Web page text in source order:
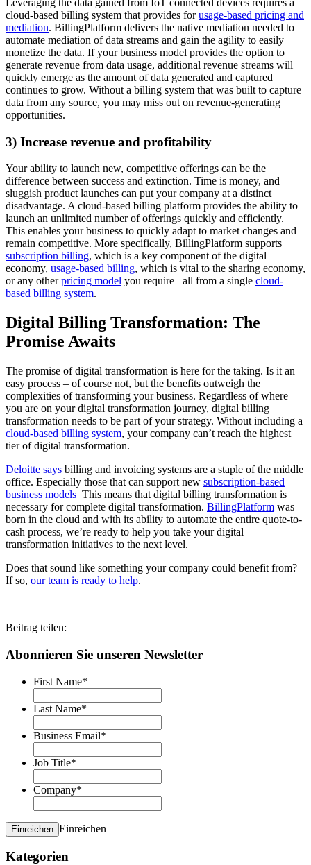
Leveraging the data gained from IoT connected devices requires a
cloud-based billing system that provides forusage-based pricing and
mediation. BillingPlatform delivers the native mediation needed to
automate mediation of data streams and gain the agility to easily
monetize the data. If your business model provides the option to
generate revenue from data usage, additional revenue streams will
quickly emerge as the amount of data generated and captured
continues to grow. Without a billing system that was built to capture
data from any source, you may miss out on revenue-generating
opportunities.
3) Increase revenue and profitability
Your ability to launch new, competitive offerings can be the
difference between success and extinction. Time is money, and
sluggish product launches can put your company at a distinct
disadvantage. A cloud-based billing platform provides the ability to
launch an unlimited number of offerings quickly and efficiently.
This enables your business to quickly adapt to market changes and
remain competitive. More specifically, BillingPlatform supports
subscription billing, which is a key component of the digital
economy, usage-based billing, which is vital to the sharing economy,
or any otherpricing model you require– all from a single cloud-
based billing system.
Digital Billing Transformation: The
Promise Awaits
The promise of digital transformation is here for the taking. Is it an
easy process – of course not, but the benefits outweigh the
complexities of transforming your business. Regardless of where
you are on your digital transformation journey, digital billing
transformation needs to be part of your strategy. Without including a
cloud-based billing system, your company can’t reach the highest
tier of digital transformation.
Deloitte says billing and invoicing systems are a staple of the middle
office. Especially those that can support new subscription-based
business models This means that digital billing transformation is
necessary for complete digital transformation. BillingPlatform was
born in the cloud and with its ability to automate the entire quote-to-
cash process, we’re ready to help you take your digital
transformation initiatives to the next level.
Does that sound like something your company could benefit from?
If so, our team is ready to help.
Beitrag teilen:
Abonnieren Sie unseren Newsletter
First Name*
Last Name*
Business Email*
Job Title*
Company*
Einreichen Einreichen
Kategorien